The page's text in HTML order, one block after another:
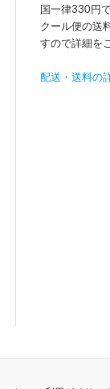
国一律330円
クール便の送
すので詳細を
配送・送料の